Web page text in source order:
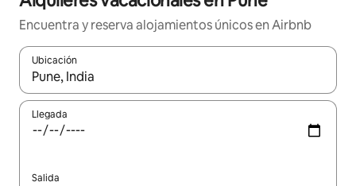
Encuentra y reserva alojamientos únicos en Airbnb
Ubicación
Cuando los resultados estén disponibles, navega con las
Llegada
Salida